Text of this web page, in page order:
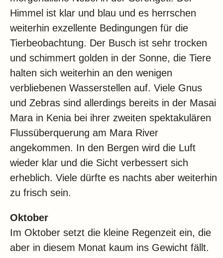
Himmel ist klar und blau und es herrschen
weiterhin exzellente Bedingungen für die
Tierbeobachtung. Der Busch ist sehr trocken
und schimmert golden in der Sonne, die Tiere
halten sich weiterhin an den wenigen
verbliebenen Wasserstellen auf. Viele Gnus
und Zebras sind allerdings bereits in der Masai
Mara in Kenia bei ihrer zweiten spektakulären
Flussüberquerung am Mara River
angekommen. In den Bergen wird die Luft
wieder klar und die Sicht verbessert sich
erheblich. Viele dürfte es nachts aber weiterhin
zu frisch sein.
Oktober
Im Oktober setzt die kleine Regenzeit ein, die
aber in diesem Monat kaum ins Gewicht fällt.